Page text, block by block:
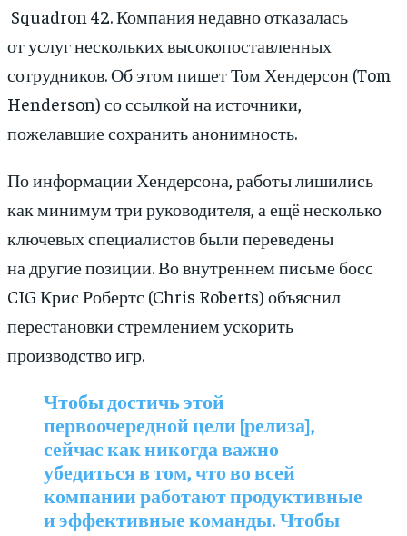
Squadron 42. Компания недавно отказалась
от услуг нескольких высокопоставленных
сотрудников. Об этом пишет Том Хендерсон (Tom
Henderson) со ссылкой на источники,
пожелавшие сохранить анонимность.
По информации Хендерсона, работы лишились
как минимум три руководителя, а ещё несколько
ключевых специалистов были переведены
на другие позиции. Во внутреннем письме босс
CIG Крис Робертс (Chris Roberts) объяснил
перестановки стремлением ускорить
производство игр.
Чтобы достичь этой
первоочередной цели [релиза],
сейчас как никогда важно
убедиться в том, что во всей
компании работают продуктивные
и эффективные команды. Чтобы